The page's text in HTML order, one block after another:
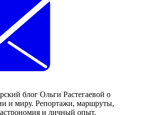
блог Ольги Растегаевой о
и миру. Репортажи, маршруты,
и личный опыт.